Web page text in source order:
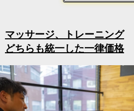
マッサージ、トレーニング
どちらも統一した一律価格